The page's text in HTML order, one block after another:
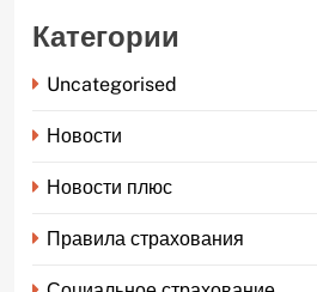
Категории
Uncategorised
Новости
Новости плюс
Правила страхования